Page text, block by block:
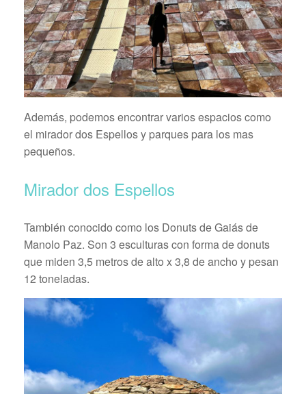
Además, podemos encontrar varios espacios como
el mirador dos Espellos y parques para los mas
pequeños.
Mirador dos Espellos
También conocido como los Donuts de Gaiás de
Manolo Paz. Son 3 esculturas con forma de donuts
que miden 3,5 metros de alto x 3,8 de ancho y pesan
12 toneladas.